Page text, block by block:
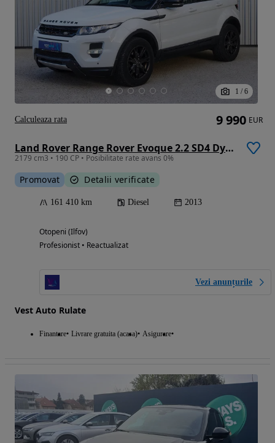
1 / 6
Land Rover Range Rover Evoque 2.2 SD4 Dynamic
2179 cm3 • 190 CP • Posibilitate rate avans 0%
Promovat Detalii verificate
161 410 km Diesel 2013
Otopeni (Ilfov)
Profesionist • Reactualizat
Vezi anunțurile
Vest Auto Rulate
Finantare Livrare gratuita (acasa) Asigurare
9 990 EUR
Calculeaza rata